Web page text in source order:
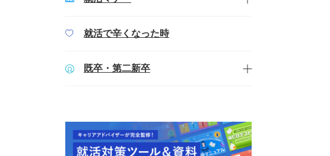
就活で辛くなった時
既卒・第二新卒